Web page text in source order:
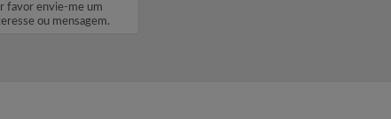
favor envie-me um
ou mensagem.